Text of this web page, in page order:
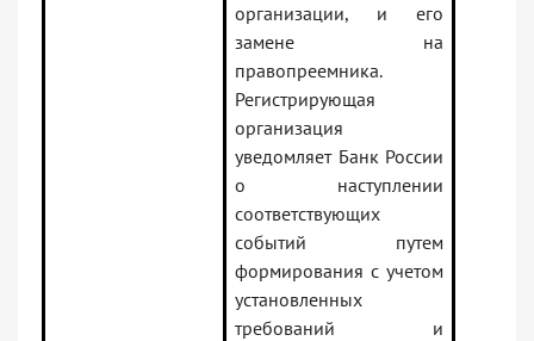
организации, и его
замене на
правопреемника.
Регистрирующая
организация
уведомляет Банк России
о наступлении
соответствующих
событий путем
формирования с учетом
установленных
требований и